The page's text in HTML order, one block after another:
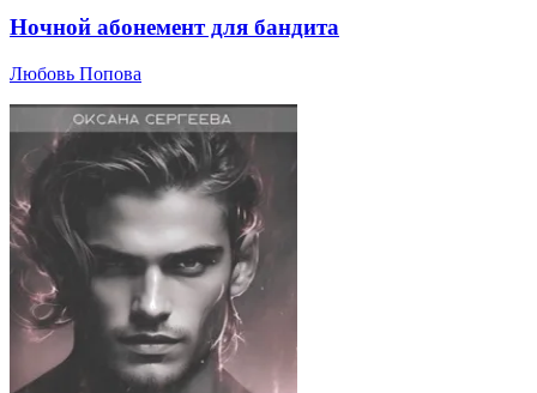
Ночной абонемент для бандита
Любовь Попова